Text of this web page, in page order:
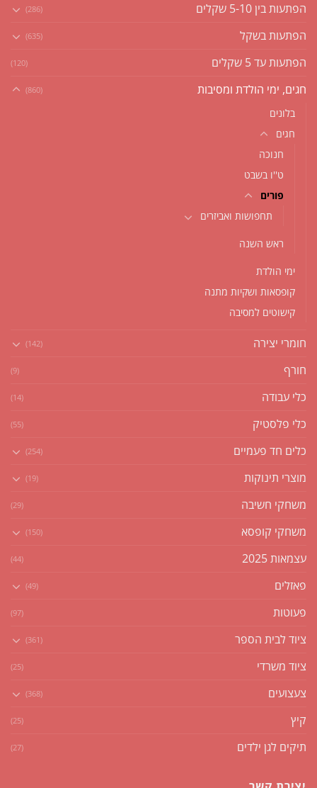
הפתעות בין 5-10 שקלים (286)
הפתעות בשקל (635)
הפתעות עד 5 שקלים (120)
חגים, ימי הולדת ומסיבות (860)
בלונים
חגים
חנוכה
ט''ו בשבט
פורים
תחפושות ואביזרים
ראש השנה
ימי הולדת
קופסאות ושקיות מתנה
קישוטים למסיבה
חומרי יצירה (142)
חורף (9)
כלי עבודה (14)
כלי פלסטיק (55)
כלים חד פעמיים (254)
מוצרי תינוקות (19)
משחקי חשיבה (29)
משחקי קופסא (150)
עצמאות 2025 (44)
פאזלים (49)
פעוטות (97)
ציוד לבית הספר (361)
ציוד משרדי (25)
צעצועים (368)
קיץ (25)
תיקים לגן ילדים (27)